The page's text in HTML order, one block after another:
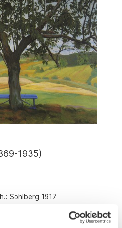
1935)
Sohlberg 1917